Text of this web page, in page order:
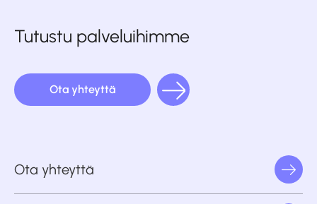
Tutustu palveluihimme
Ota yhteyttä
Ota yhteyttä